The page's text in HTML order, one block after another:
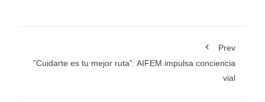
Prev
”Cuidarte es tu mejor ruta”: AIFEM impulsa conciencia
vial